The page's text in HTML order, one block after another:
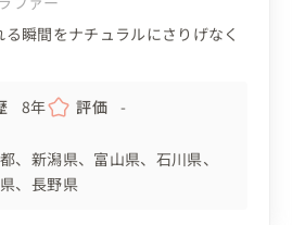
瞬間をナチュラルにさりげなく
8年 評価
-
新潟県 富山県
石川県
長野県